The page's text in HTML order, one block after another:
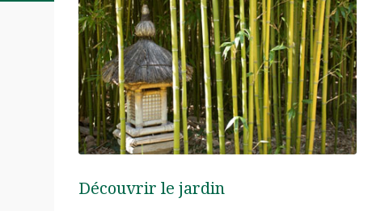
Découvrir le jardin